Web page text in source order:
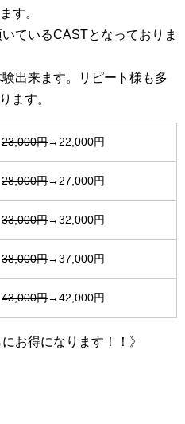
す。
ているCASTとなっておりま
出来ます。リピート様も多
ます。
23,000円→22,000円
28,000円→27,000円
33,000円→32,000円
38,000円→37,000円
43,000円→42,000円
お得になります！！》